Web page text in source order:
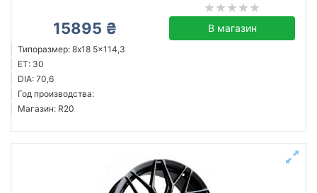
15895 ₴ В магазин
Типоразмер: 8x18 5x114,3
ET: 30
DIA: 70,6
Год производства:
Магазин: R20
Steel
ZW
ALST (KFZ)
Mak
Flow Forming